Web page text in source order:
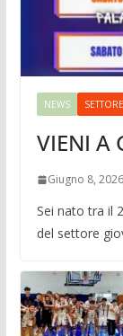
NEWS
VIENI A
Giugno 8, 2026
Sei nato tra il
del settore